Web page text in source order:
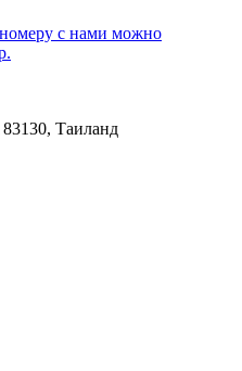
с нами можно
Таиланд